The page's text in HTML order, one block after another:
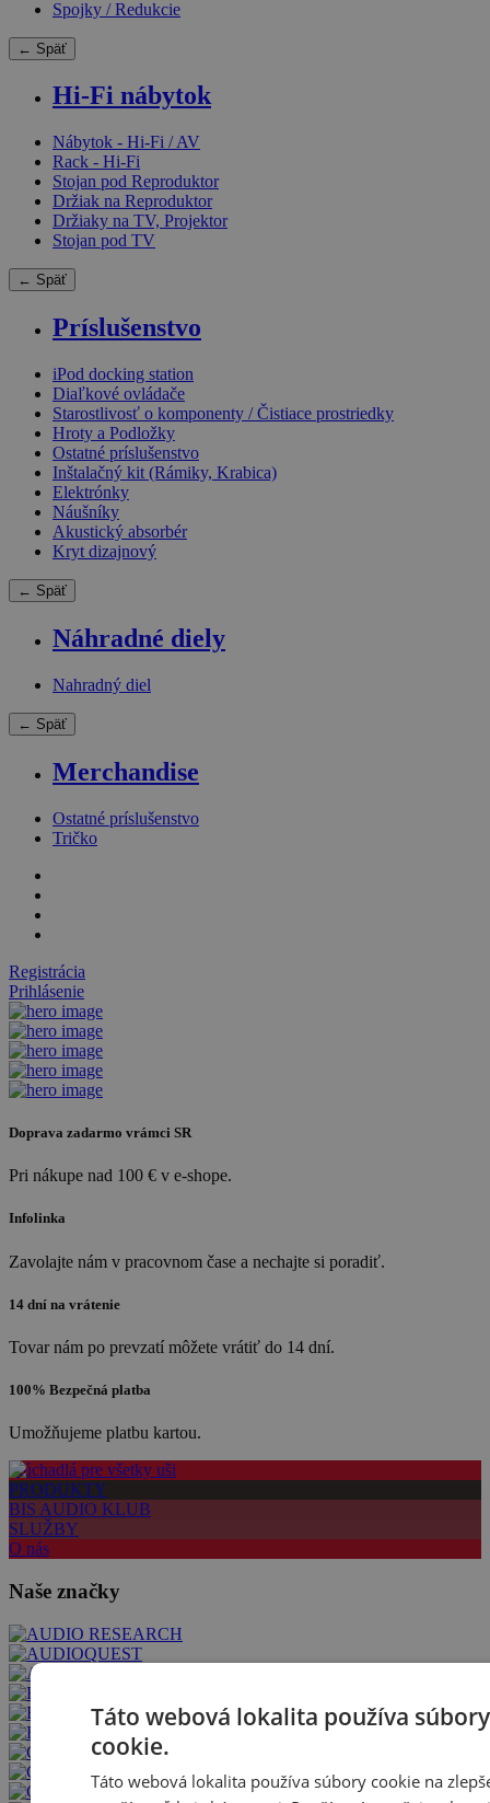
Spojky / Redukcie
← Späť
Hi-Fi nábytok
Nábytok - Hi-Fi / AV
Rack - Hi-Fi
Stojan pod Reproduktor
Držiak na Reproduktor
Držiaky na TV, Projektor
Stojan pod TV
← Späť
Príslušenstvo
iPod docking station
Diaľkové ovládače
Starostlivosť o komponenty / Čistiace prostriedky
Hroty a Podložky
Ostatné príslušenstvo
Inštalačný kit (Rámiky, Krabica)
Elektrónky
Náušníky
Akustický absorbér
Kryt dizajnový
← Späť
Náhradné diely
Nahradný diel
← Späť
Merchandise
Ostatné príslušenstvo
Tričko
Registrácia
Prihlásenie
Doprava zadarmo vrámci SR
Pri nákupe nad 100 € v e-shope.
Infolinka
Zavolajte nám v pracovnom čase a nechajte si poradiť.
14 dní na vrátenie
Tovar nám po prevzatí môžete vrátiť do 14 dní.
100% Bezpečná platba
Umožňujeme platbu kartou.
Slúchadlá pre všetky uši
PRODUKTY
BIS AUDIO KLUB
SLUŽBY
O nás
Naše značky
Táto webová lokalita používa súbory
cookie.
Táto webová lokalita používa súbory cookie na